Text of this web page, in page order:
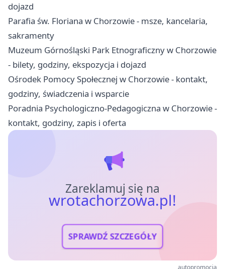
dojazd
Parafia św. Floriana w Chorzowie - msze, kancelaria,
sakramenty
Muzeum Górnośląski Park Etnograficzny w Chorzowie
- bilety, godziny, ekspozycja i dojazd
Ośrodek Pomocy Społecznej w Chorzowie - kontakt,
godziny, świadczenia i wsparcie
Poradnia Psychologiczno-Pedagogiczna w Chorzowie -
kontakt, godziny, zapis i oferta
Zareklamuj się na
wrotachorzowa.pl!
SPRAWDŹ SZCZEGÓŁY